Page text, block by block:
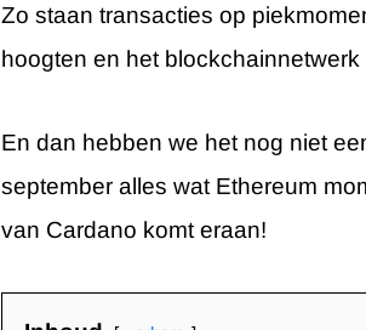
Zo staan transacties op
hoogten en het
En dan hebben we het nog niet
september alles wat Ethereum
van Cardano komt eraan!